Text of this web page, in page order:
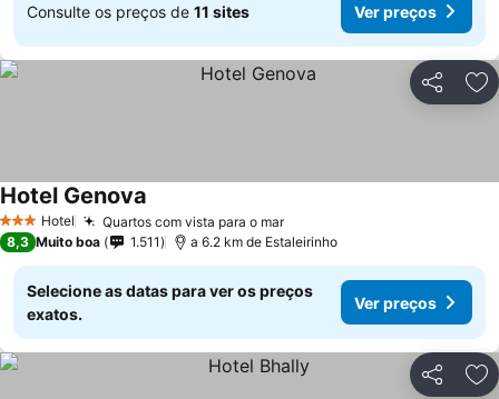
Consulte os preços de 11 sites Ver preços
Partilhar
3 EstrelasHotel Quartos com vista para o mar
Hotel Genova
8,3 Muito boa 1.511 a 6.2 km de Estaleirinho
Selecione as datas para ver os preços
exatos.
Ver preços
Partilhar